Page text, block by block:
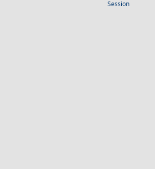
Session(Wird in